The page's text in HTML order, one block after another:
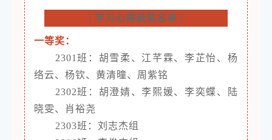
| 学习心得获奖名单 |
一等奖：
2301班：胡雪柔、江芊霖、李芷怡、杨
络云、杨钦、黄清曈、周紫铭
2302班：胡澄婧、李熙媛、李奕蝶、陆
晓雯、肖裕尧
2303班：刘志杰组